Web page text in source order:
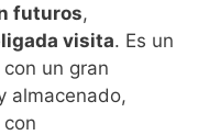
futuros,
visita. Es un
un gran
almacenado,